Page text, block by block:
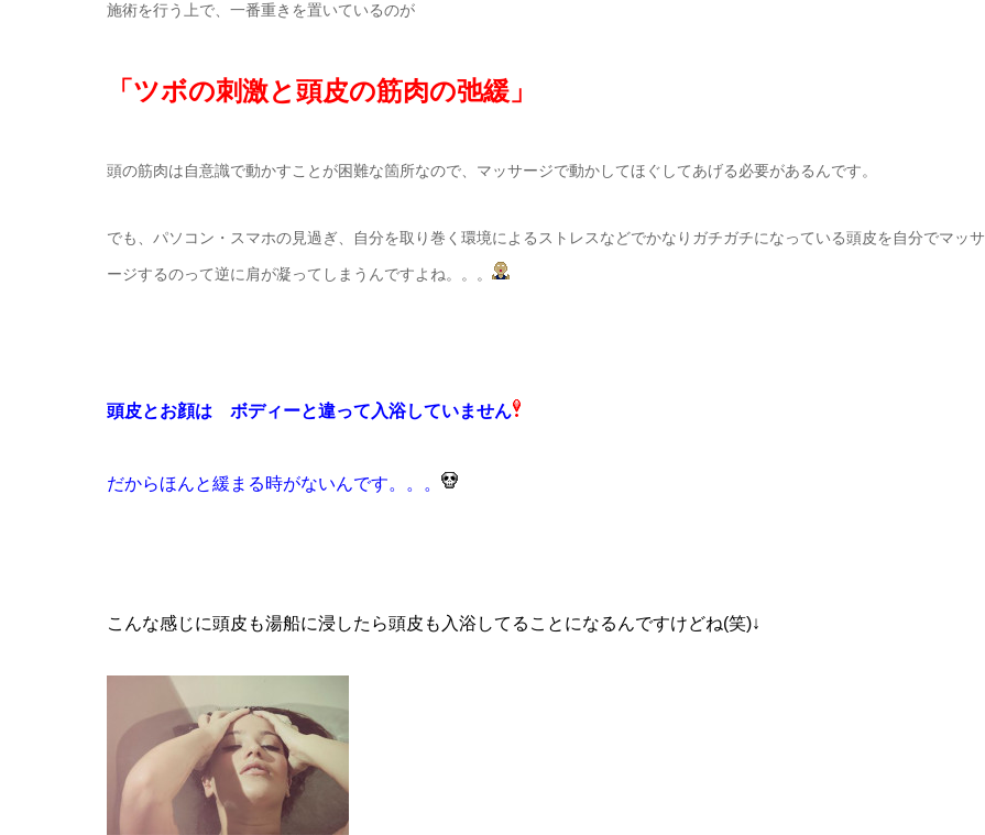
施術を行う上で、一番重きを置いているのが
「ツボの刺激と頭皮の筋肉の弛緩」
頭の筋肉は自意識で動かすことが困難な箇所なので、マッサージで動かしてほぐしてあげる必要があるんです。
でも、パソコン・スマホの見過ぎ、自分を取り巻く環境によるストレスなどでかなりガチガチになっている頭皮を自分でマッサ
ージするのって逆に肩が凝ってしまうんですよね。。。
頭皮とお顔は ボディーと違って入浴していません
だからほんと緩まる時がないんです。。。
こんな感じに頭皮も湯船に浸したら頭皮も入浴してることになるんですけどね(笑)↓